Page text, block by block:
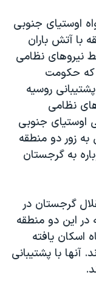
اوستیای جنوبی
با آتش باران
نیروهای نظامی
که حکومت
روسیه
نظامی
اوستیای جنوبی
زور دو منطقه
به گرجستان
گرجستان در
که در این دو منطقه
اسکان یافته
آنها با پشتیبانی